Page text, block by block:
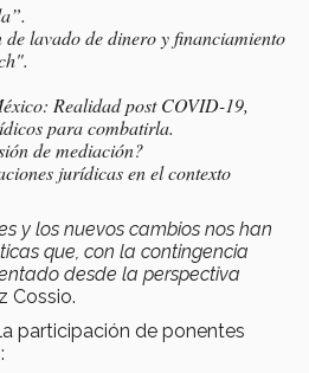
de lavado de dinero y financiamiento
Realidad post COVID-19,
para combatirla.
de mediación?
jurídicas en el contexto
y los nuevos cambios nos han
que, con la contingencia
desde la perspectiva
Cossio.
participación de ponentes